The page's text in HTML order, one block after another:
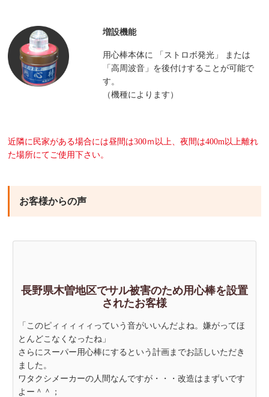
増設機能
用心棒本体に 「ストロボ発光」 または
「高周波音」を後付けすることが可能で
す。
（機種によります）
近隣に民家がある場合には昼間は300ｍ以上、夜間は400m以上離れ
た場所にてご使用下さい。
お客様からの声
長野県木曽地区でサル被害のため用心棒を設置
されたお客様
「このピィィィィィっていう音がいいんだよね。嫌がってほ
とんどこなくなったね」
さらにスーパー用心棒にするという計画までお話しいただき
ました。
ワタクシメーカーの人間なんですが・・・改造はまずいです
よー＾＾；